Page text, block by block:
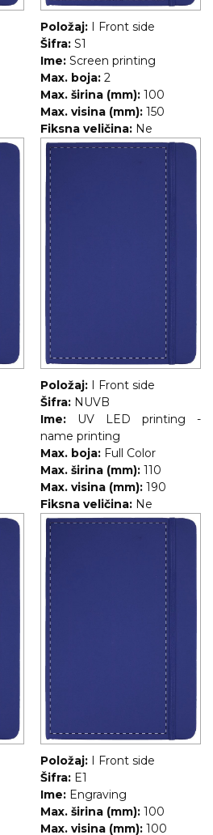
Položaj:
I Front side
Šifra: S1
Ime: Screen printing
Max. boja: 2
Max. širina (mm): 100
Max. visina (mm): 150
Fiksna veličina: Ne
Položaj: I Front side
Šifra: NUVB
Ime:
UV LED printing -
name printing
Max. boja: Full Color
Max. širina (mm): 110
Max. visina (mm): 190
Fiksna veličina: Ne
Položaj: I Front side
Šifra: E1
Ime: Engraving
Max. širina (mm): 100
Max. visina (mm): 100